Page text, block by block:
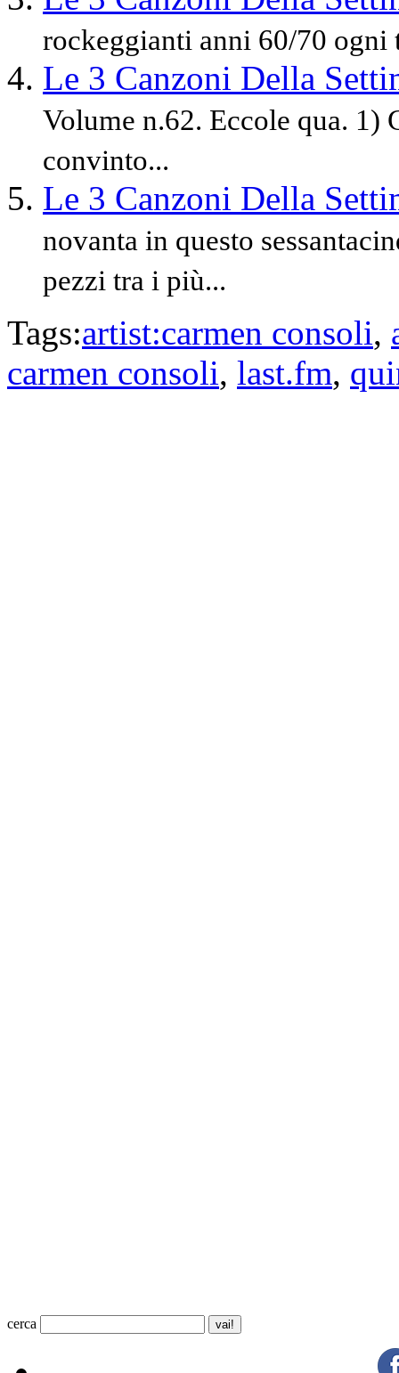
rockeggianti anni 60/70
Le 3 Canzoni Della
Volume n.62. Eccole qua. 1)
convinto...
Le 3 Canzoni Della
novanta in questo
pezzi tra i più...
Tags:artist:carmen consoli,
carmen consoli, last.fm,
cerca